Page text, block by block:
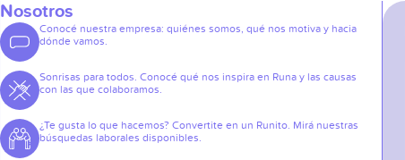
Nosotros
Conocé nuestra empresa: quiénes somos, qué nos motiva y hacia
dónde vamos.
Sonrisas para todos. Conocé qué nos inspira en Runa y las causas
con las que colaboramos.
¿Te gusta lo que hacemos? Convertite en un Runito. Mirá nuestras
búsquedas laborales disponibles.